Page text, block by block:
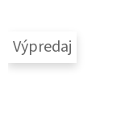
Výpredaj